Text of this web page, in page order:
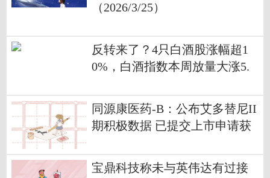
（2026/3/25）
反转来了？4只白酒股涨幅超1
0%，白酒指数本周放量大涨5.
同源康医药-B：公布艾多替尼II
期积极数据 已提交上市申请获
宝鼎科技称未与英伟达有过接